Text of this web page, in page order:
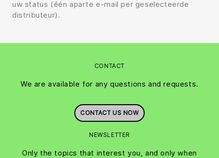
uw status (één aparte e-mail per geselecteerde
distributeur).
CONTACT
We are available for any questions and requests.
CONTACT US NOW
NEWSLETTER
Only the topics that interest you, and only when